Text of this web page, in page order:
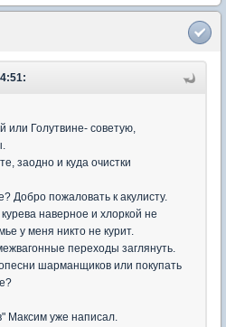
или Голутвине- советую,
заодно и куда очистки
Добро пожаловать к акулисту.
наверное и хлоркой не
у меня никто не курит.
переходы заглянуть.
шарманщиков или покупать
Максим уже написал.